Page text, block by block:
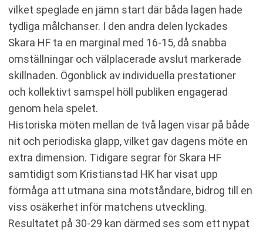
vilket speglade en jämn start där båda lagen hade
tydliga målchanser. I den andra delen lyckades
Skara HF ta en marginal med 16-15, då snabba
omställningar och välplacerade avslut markerade
skillnaden. Ögonblick av individuella prestationer
och kollektivt samspel höll publiken engagerad
genom hela spelet.
Historiska möten mellan de två lagen visar på både
nit och periodiska glapp, vilket gav dagens möte en
extra dimension. Tidigare segrar för Skara HF
samtidigt som Kristianstad HK har visat upp
förmåga att utmana sina motståndare, bidrog till en
viss osäkerhet inför matchens utveckling.
Resultatet på 30-29 kan därmed ses som ett nypat